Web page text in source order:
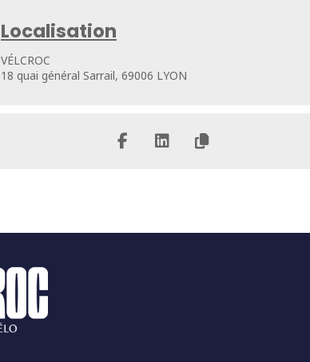
Localisation
VÉLCROC
18 quai général Sarrail, 69006 LYON